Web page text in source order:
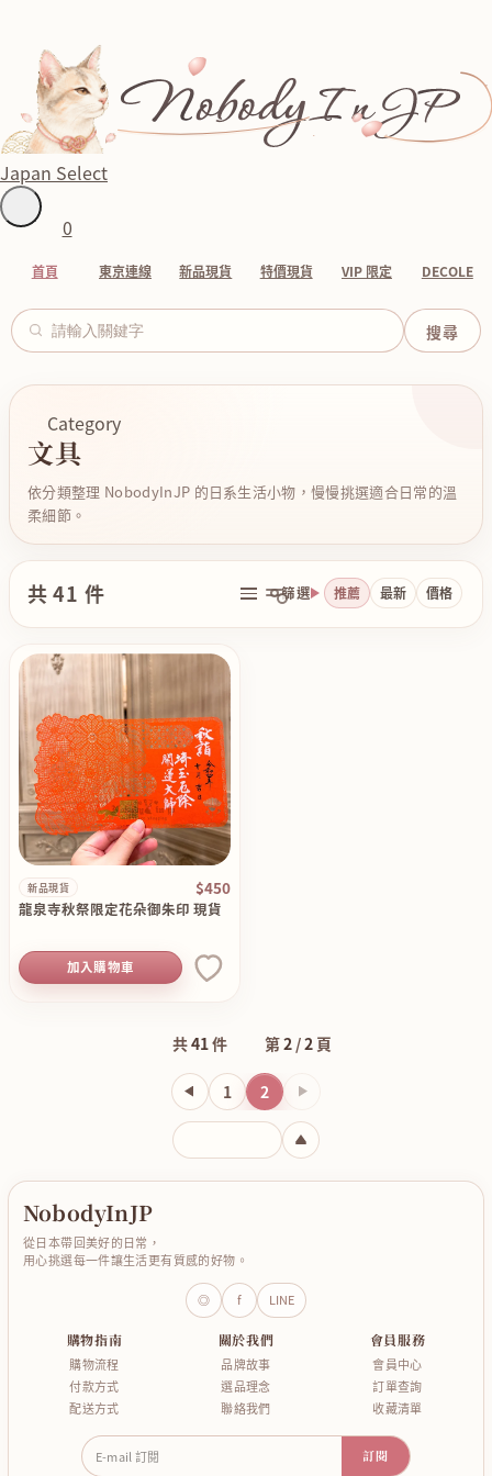
Japan Select
0
首頁 東京連線 新品現貨 特價現貨 VIP 限定 DECOLE
Category
文具
依分類整理 NobodyInJP 的日系生活小物，慢慢挑選適合日常的溫
柔細節。
共 41 件 篩選 推薦 最新 價格
新品現貨 $450
龍泉寺秋祭限定花朵御朱印 現貨
加入購物車
共41件 第2 /2 頁
1 2 下一頁
輸入頁碼
NobodyInJP
從日本帶回美好的日常，
用心挑選每一件讓生活更有質感的好物。
◎ f LINE
購物指南
購物流程
付款方式
配送方式
關於我們
品牌故事
選品理念
聯絡我們
會員服務
會員中心
訂單查詢
收藏清單
E-mail 訂閱 訂閱